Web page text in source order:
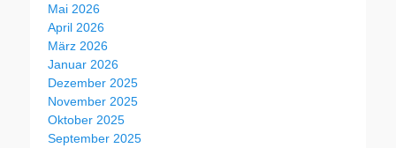
Mai 2026
April 2026
März 2026
Januar 2026
Dezember 2025
November 2025
Oktober 2025
September 2025